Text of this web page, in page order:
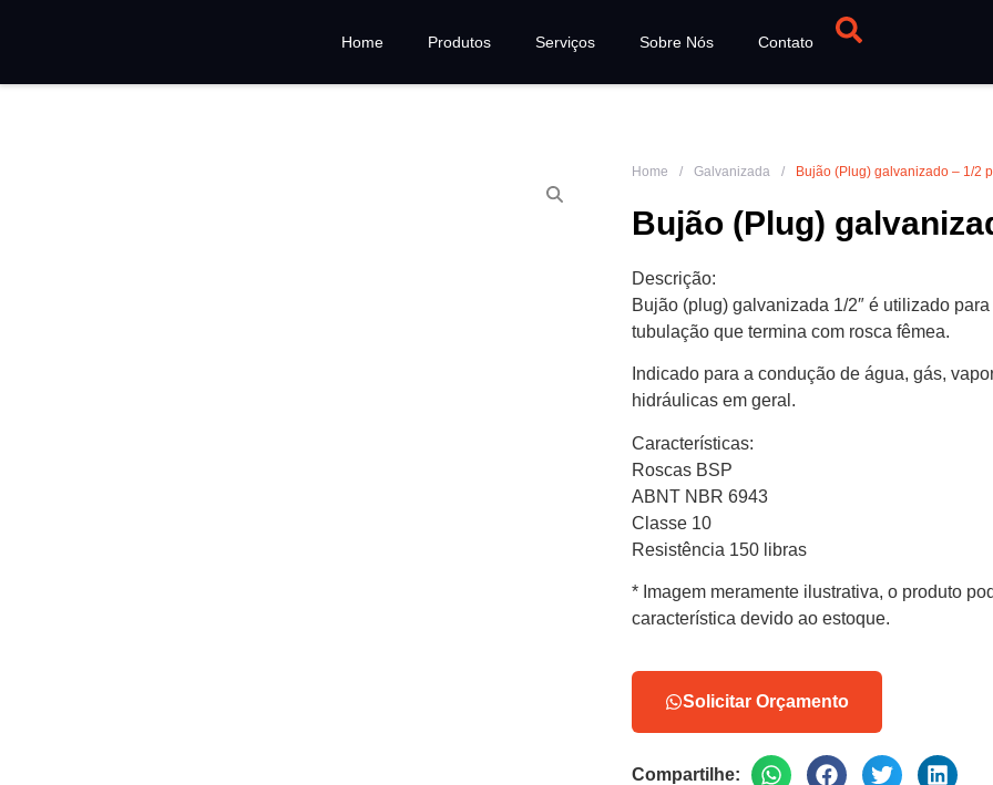
Home Produtos Serviços Sobre Nós Contato
Home / Galvanizada / Bujão (Plug) galvanizado – 1/2
Bujão (Plug)
Descrição:
Bujão (plug) galvanizada 1/2″ é utilizado
tubulação que termina com rosca fêmea.
Indicado para a condução de água, gás,
hidráulicas em geral.
Características:
Roscas BSP
ABNT NBR 6943
Classe 10
Resistência 150 libras
* Imagem meramente ilustrativa, o produto
característica devido ao estoque.
Solicitar Orçamento
Compartilhe: